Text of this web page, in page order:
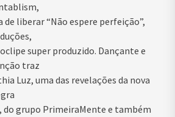
de liberar “Não espere perfeição”,
super produzido. Dançante e
traz
Luz, uma das revelações da nova
do grupo PrimeiraMente e também